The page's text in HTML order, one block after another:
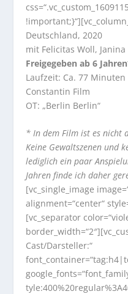
Deutschland, 2020
mit Felicitas Woll, Janina
Freigegeben ab 6
Laufzeit: Ca. 77 Minuten
Constantin Film
OT: „Berlin Berlin“
* In dem Film ist es nicht
Keine Gewaltszenen und
lediglich ein paar
Jahren finde ich daher
[vc_single_image
alignment=“center“
[vc_separator
Cast/Darsteller:“